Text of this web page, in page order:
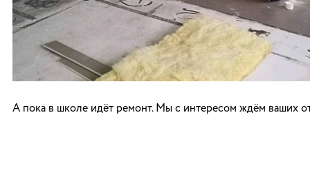
А пока в школе идёт ремонт. Мы с интересом ждём ваших